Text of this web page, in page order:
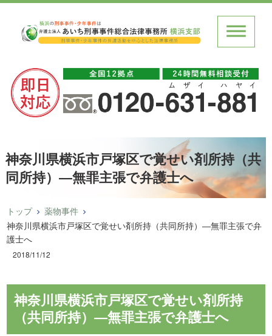
神奈川県横浜市戸塚区で覚せい剤所持（共
同所持）―無罪主張で弁護士へ
トップ
薬物事件
神奈川県横浜市戸塚区で覚せい剤所持（共同所持）―無罪主張で弁
護士へ
2018/11/12
神奈川県横浜市戸塚区で覚せい剤所持
（共同所持）―無罪主張で弁護士へ